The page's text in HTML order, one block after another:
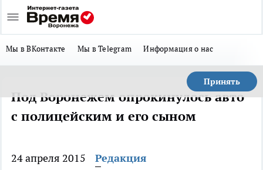
Мы в ВКонтакте Мы в Telegram Информация о нас
Принять
Под Воронежем опрокинулось авто
с полицейским и его сыном
24 апреля 2015
Редакция